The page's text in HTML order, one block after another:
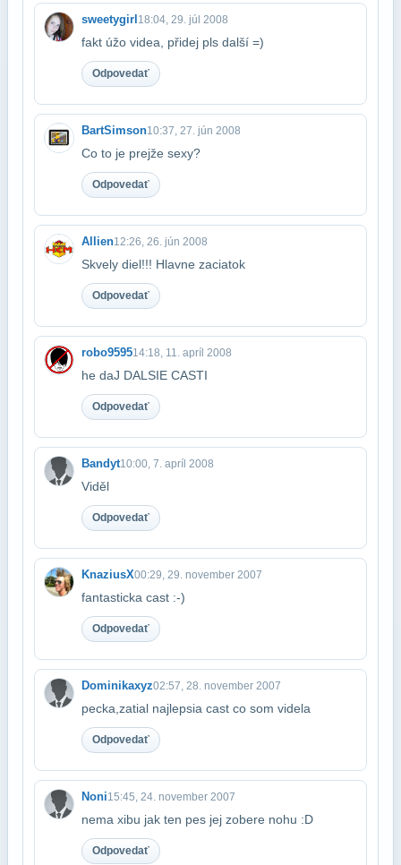
sweetygirl18:04, 29. júl 2008
fakt úžo videa, přidej pls další =)
Odpovedať
BartSimson10:37, 27. jún 2008
Co to je prejže sexy?
Odpovedať
Allien12:26, 26. jún 2008
Skvely diel!!! Hlavne zaciatok
Odpovedať
robo959514:18, 11. apríl 2008
he daJ DALSIE CASTI
Odpovedať
Bandyt10:00, 7. apríl 2008
Viděl
Odpovedať
KnaziusX00:29, 29. november 2007
fantasticka cast :-)
Odpovedať
Dominikaxyz02:57, 28. november 2007
pecka,zatial najlepsia cast co som videla
Odpovedať
Noni15:45, 24. november 2007
nema xibu jak ten pes jej zobere nohu :D
Odpovedať